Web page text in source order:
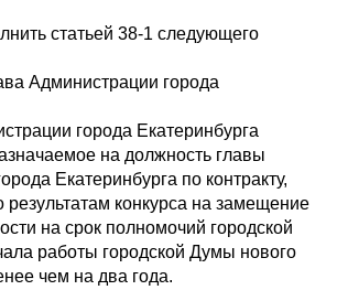
статьей 38-1 следующего
Администрации города
города Екатеринбурга
на должность главы
Екатеринбурга по контракту,
конкурса на замещение
на срок полномочий городской
работы городской Думы нового
чем на два года.